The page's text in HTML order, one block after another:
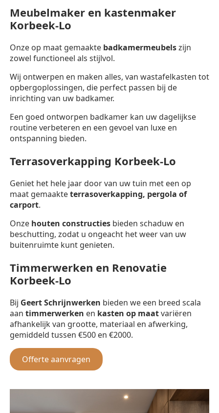
Meubelmaker en kastenmaker
Korbeek-Lo
Onze op maat gemaakte badkamermeubelszijn
zowel functioneel als stijlvol.
Wij ontwerpen en maken alles, van wastafelkasten tot
opbergoplossingen, die perfect passen bij de
inrichting van uw badkamer.
Een goed ontworpen badkamer kan uw dagelijkse
routine verbeteren en een gevoel van luxe en
ontspanning bieden.
Terrasoverkapping Korbeek-Lo
Geniet het hele jaar door van uw tuin met een op
maat gemaakteterrasoverkapping, pergola of
carport.
Onze houten constructies bieden schaduw en
beschutting, zodat u ongeacht het weer van uw
buitenruimte kunt genieten.
Timmerwerken en Renovatie
Korbeek-Lo
Bij Geert Schrijnwerken bieden we een breed scala
aan timmerwerken en kasten op maatvariëren
afhankelijk van grootte, materiaal en afwerking,
gemiddeld tussen €500 en €2000.
Offerte aanvragen